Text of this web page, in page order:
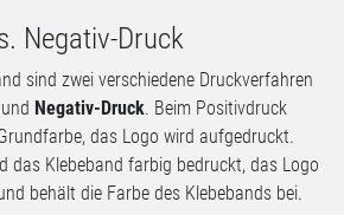
Negativ-Druck
sind zwei verschiedene Druckverfahren
und Negativ-Druck. Beim Positivdruck
das Logo wird aufgedruckt.
das Klebeband farbig bedruckt, das Logo
behält die Farbe des Klebebands bei.